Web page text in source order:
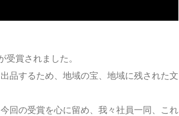
賞されました。
品するため、地域の宝、地域に残された文
回の受賞を心に留め、我々社員一同、これ